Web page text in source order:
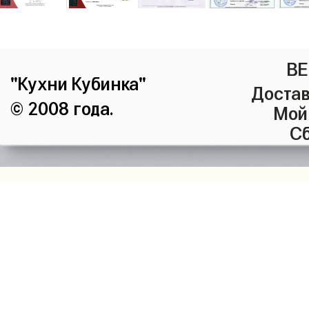
"Кухни Кубинка"
© 2008 года.